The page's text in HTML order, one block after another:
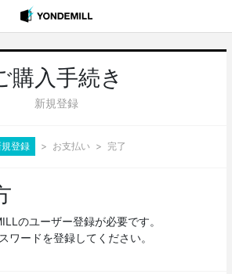
購入手続き
新規登録
登録 お支払い 完了
のユーザー登録が必要です。
ワードを登録してください。